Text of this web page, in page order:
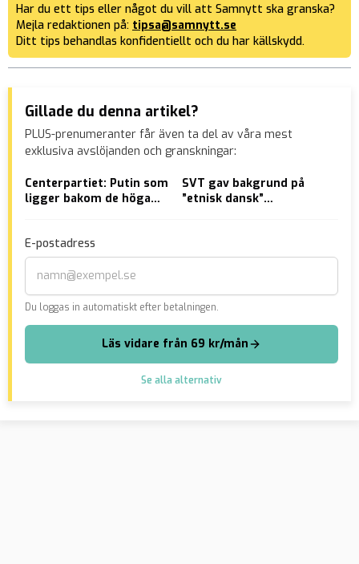
Har du ett tips eller något du vill att Samnytt ska granska?
Mejla redaktionen på: tipsa@samnytt.se
Ditt tips behandlas konfidentiellt och du har källskydd.
Gillade du denna artikel?
PLUS-prenumeranter får även ta del av våra mest
exklusiva avslöjanden och granskningar:
Centerpartiet: Putin som
ligger bakom de höga
SVT gav bakgrund på
”etnisk dansk”
E-postadress
Du loggas in automatiskt efter betalningen.
Läs vidare från 69 kr/mån
Se alla alternativ